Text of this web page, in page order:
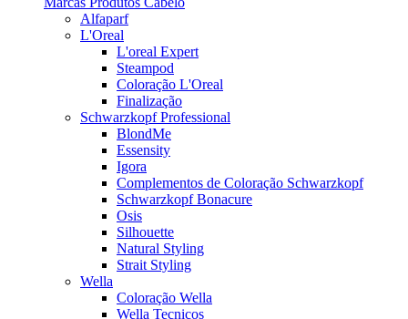
Alfaparf
L'Oreal
L'oreal Expert
Steampod
Coloração L'Oreal
Finalização
Schwarzkopf Professional
BlondMe
Essensity
Igora
Complementos de Coloração Schwarzkopf
Schwarzkopf Bonacure
Osis
Silhouette
Natural Styling
Strait Styling
Wella
Coloração Wella
Wella Tecnicos